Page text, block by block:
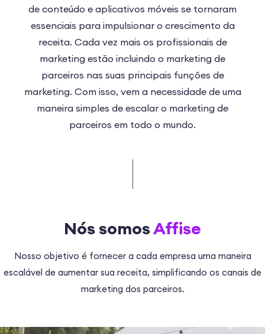
de conteúdo e aplicativos móveis se tornaram
essenciais para impulsionar o crescimento da
receita. Cada vez mais os profissionais de
marketing estão incluindo o marketing de
parceiros nas suas principais funções de
marketing. Com isso, vem a necessidade de uma
maneira simples de escalar o marketing de
parceiros em todo o mundo.
Nós somosAffise
Nosso objetivo é fornecer a cada empresa uma maneira
escalável de aumentar sua receita, simplificando os canais de
marketing dos parceiros.